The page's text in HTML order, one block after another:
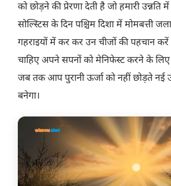
को छोड़ने की प्रेरणा देती है जो हमारी उन्नति
सोल्स्टिस के दिन पश्चिम दिशा में मोमबत्ती
गहराइयों में कर कर उन चीजों की पहचान
चाहिए अपने सपनों को मेनिफेस्ट करने के
जब तक आप पुरानी ऊर्जा को नहीं छोड़ते नई
बनेगा।